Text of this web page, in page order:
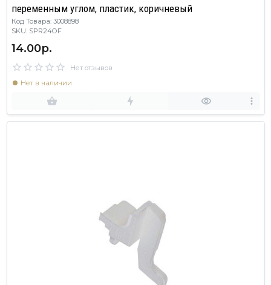
переменным углом, пластик, коричневый
Код Товара: 3008898
SKU: SPR24OF
14.00р.
Нет отзывов
Нет в наличии